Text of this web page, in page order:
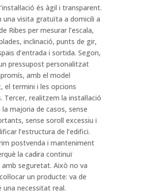
és àgil i transparent.
una visita gratuïta a domicili a
Ribes per mesurar l’escala,
inclinació, punts de gir,
d’entrada i sortida. Segon,
pressupost personalitzat
amb el model
el termini i les opcions
Tercer, realitzem la instal·lació
la majoria de casos, sense
sense soroll excessiu i
l’estructura de l’edifici.
postvenda i manteniment
la cadira continuï
seguretat. Això no va
un producte: va de
una necessitat real.